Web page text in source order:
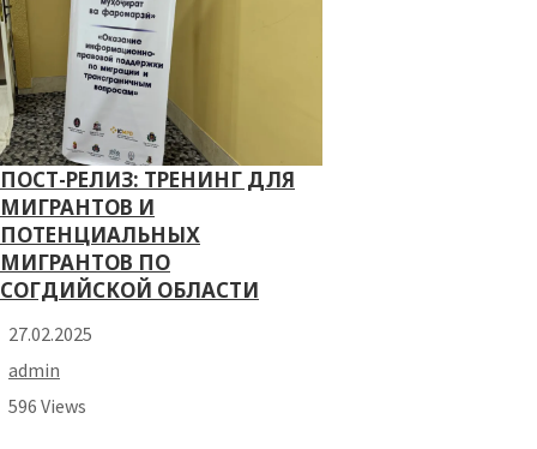
ПОСТ-РЕЛИЗ: ТРЕНИНГ ДЛЯ
МИГРАНТОВ И
ПОТЕНЦИАЛЬНЫХ
МИГРАНТОВ ПО
СОГДИЙСКОЙ ОБЛАСТИ
27.02.2025
admin
596 Views